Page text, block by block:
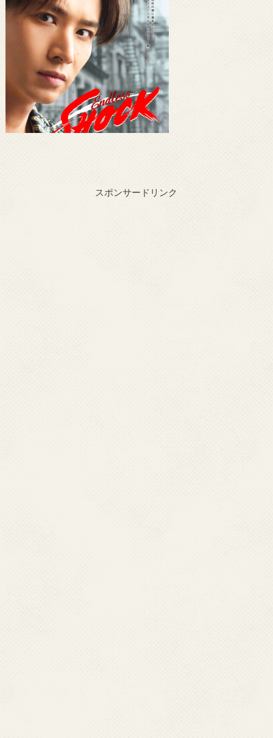
スポンサードリンク